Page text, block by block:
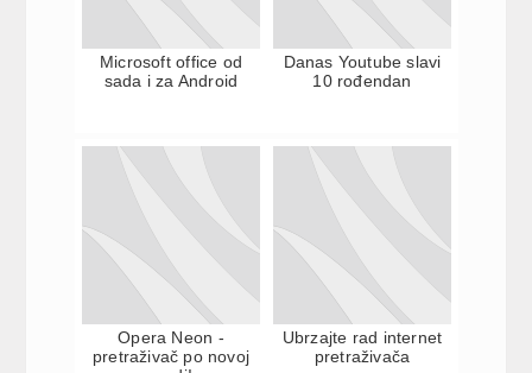
Microsoft office od
sada i za Android
Danas Youtube slavi
10 rođendan
Opera Neon -
pretraživač po novoj
Ubrzajte rad internet
pretraživača